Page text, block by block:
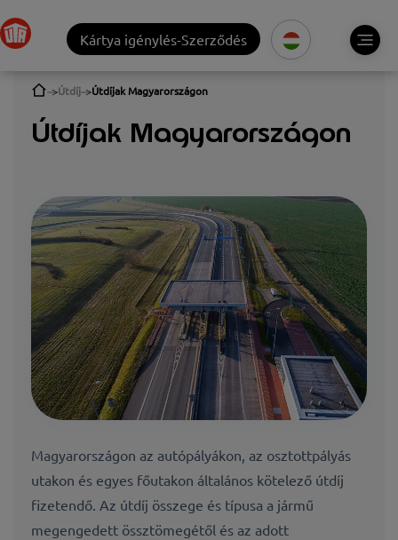
Kártya igénylés-Szerződés
Útdíj Útdíjak Magyarországon
Útdíjak Magyarországon
Magyarországon az autópályákon, az osztottpályás
utakon és egyes főutakon általános kötelező útdíj
fizetendő. Az útdíj összege és típusa a jármű
megengedett össztömegétől és az adott